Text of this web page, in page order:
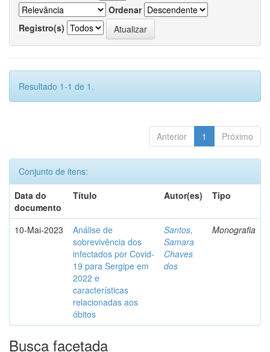
Ordenar
Registro(s)
Resultado 1-1 de 1.
Anterior 1 Próximo
Conjunto de itens:
Data do
documento
Título Autor(es) Tipo
10-Mai-2023
Análise de
sobrevivência dos
infectados por Covid-
19 para Sergipe em
2022 e
características
relacionadas aos
óbitos
Santos,
Samara
Chaves
dos
Monografia
Busca facetada